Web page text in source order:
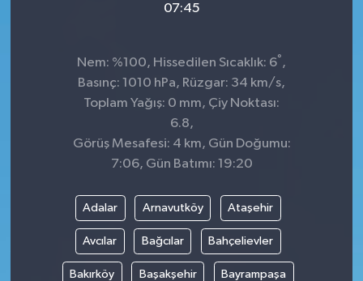
07:45
Nem: %100, Hissedilen Sıcaklık: 6° ,
Basınç: 1010 hPa, Rüzgar: 34 km/s,
Toplam Yağış: 0 mm, Çiy Noktası:
6.8,
Görüş Mesafesi: 4 km, Gün Doğumu:
7:06, Gün Batımı: 19:20
Adalar Arnavutköy Ataşehir
Avcılar Bağcılar Bahçelievler
Bakırköy Başakşehir Bayrampaşa